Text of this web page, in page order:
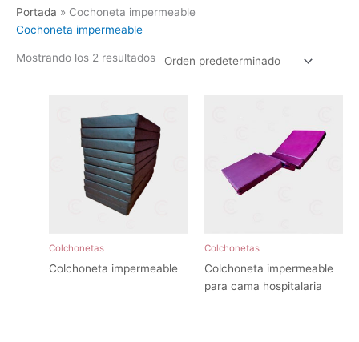
Portada » Cochoneta impermeable
Cochoneta impermeable
Mostrando los 2 resultados
Colchonetas
Colchoneta impermeable
Colchonetas
Colchoneta impermeable
para cama hospitalaria